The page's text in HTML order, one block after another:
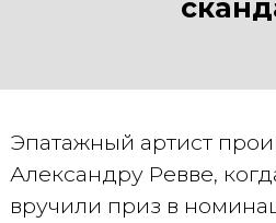
Эпатажный артист
Александру Ревве,
вручили приз в